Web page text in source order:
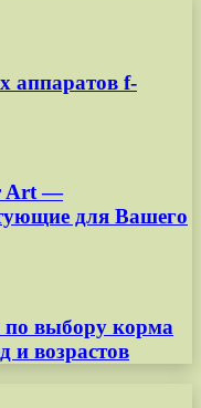
аппаратов f-
Art —
для Вашего
выбору корма
и возрастов